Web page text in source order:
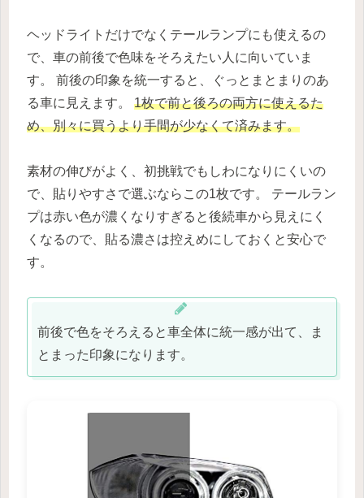
ヘッドライトだけでなくテールランプにも使えるの
で、車の前後で色味をそろえたい人に向いていま
す。 前後の印象を統一すると、ぐっとまとまりのあ
る車に見えます。 1枚で前と後ろの両方に使えるた
め、別々に買うより手間が少なくて済みます。
素材の伸びがよく、初挑戦でもしわになりにくいの
で、貼りやすさで選ぶならこの1枚です。 テールラン
プは赤い色が濃くなりすぎると後続車から見えにく
くなるので、貼る濃さは控えめにしておくと安心で
す。
前後で色をそろえると車全体に統一感が出て、ま
とまった印象になります。